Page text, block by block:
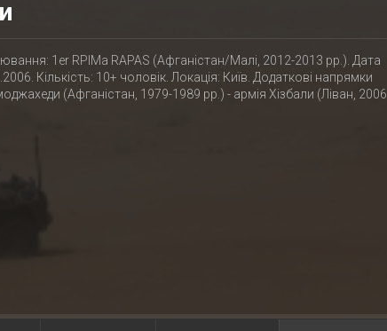
1er RPIMa RAPAS (Афганістан/Малі, 2012-2013 рр.). Дата
Кількість: 10+ чоловік. Локація: Київ. Додаткові напрямки
(Афганістан, 1979-1989 рр.) - армія Хізбали (Ліван, 2006